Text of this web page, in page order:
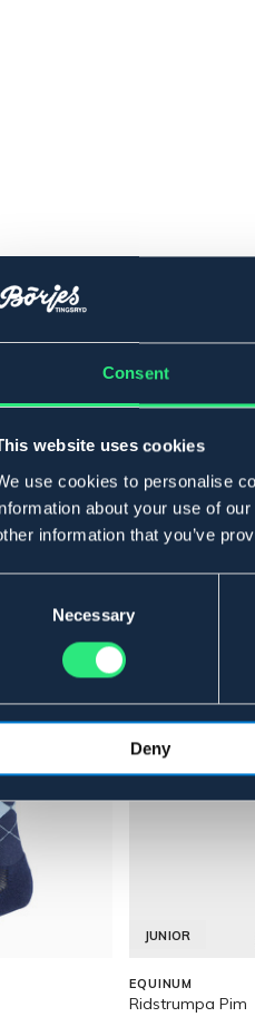
Consent
website uses cookies
use cookies to personalise
about your use of
information that you’ve
Necessary
Deny
JUNIOR
EQUINUM
Ridstrumpa Pim